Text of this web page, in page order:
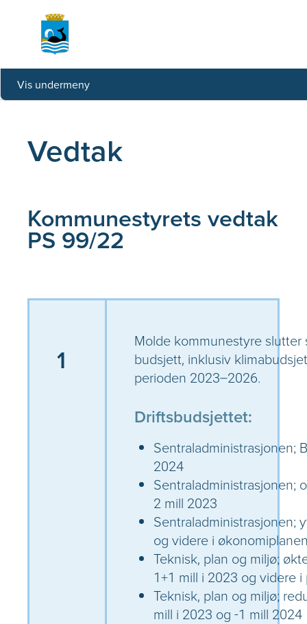
Forside Vedtak
Vedtak
Kommunestyrets vedtak
PS 99/22
1
Molde kommunestyre slutter
budsjett, inklusiv
perioden 2023–2026.
Driftsbudsjettet:
Sentraladministrasjonen;
2024
Sentraladministrasjonen;
2 mill 2023
Sentraladministrasjonen;
og videre i
Teknisk, plan og miljø;
1+1 mill i 2023 og videre
Teknisk, plan og miljø;
mill i 2023 og -1 mill 2024
Vis undermeny